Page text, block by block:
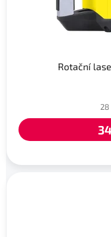
Rotační
28